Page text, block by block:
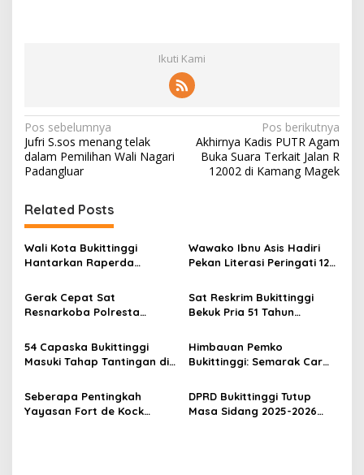
Ikuti Kami
N
a
v
i
g
a
s
i
p
s
Pos sebelumnya
Jufri S.sos menang telak
dalam Pemilihan Wali Nagari
Padangluar
Pos berikutnya
Akhirnya Kadis PUTR Agam
Buka Suara Terkait Jalan R
12002 di Kamang Magek
Related Posts
Wali Kota Bukittinggi
Hantarkan Raperda
Tahun Anggaran 2026
Wawako Ibnu Asis Hadiri
Pekan Literasi Peringati 124
Gerak Cepat Sat
Resnarkoba Polresta
Sabu Berhasil Diamankan
Sat Reskrim Bukittinggi
Bekuk Pria 51 Tahun
Scoopy
54 Capaska Bukittinggi
Masuki Tahap Tantingan di
Himbauan Pemko
Bukittinggi: Semarak Car
HUT ke I Komando Daerah
Militer (KODAM) XX/Tuanku
Imam Bonjol
Seberapa Pentingkah
Yayasan Fort de Kock
DPRD Bukittinggi Tutup
Masa Sidang 2025-2026